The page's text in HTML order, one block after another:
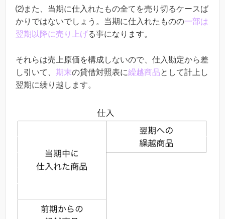
⑵また、当期に仕入れたもの全てを売り切るケースば
かりではないでしょう。当期に仕入れたものの一部は
翌期以降に売り上げる事になります。
それらは売上原価を構成しないので、仕入勘定から差
し引いて、 期末の貸借対照表に繰越商品として計上し
翌期に繰り越します。